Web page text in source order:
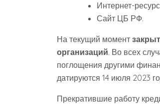
Интернет-
Сайт ЦБ РФ.
На текущий момент
организаций. Во всех
поглощения другими
датируются 14 июля 2023
Прекратившие работу